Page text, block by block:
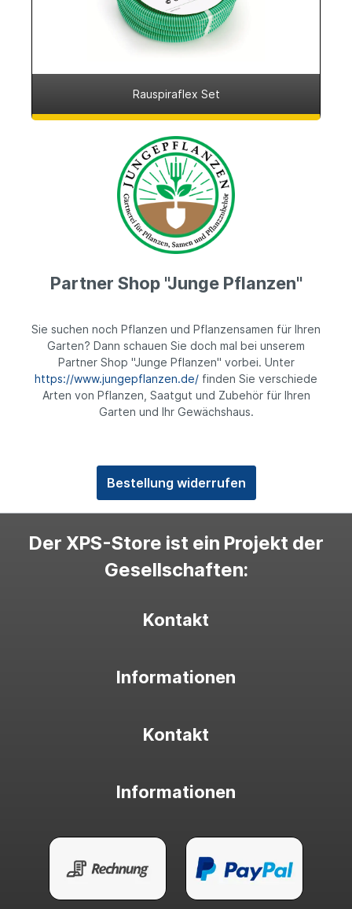
Rauspiraflex Set
Partner Shop "Junge Pflanzen"
Sie suchen noch Pflanzen und Pflanzensamen für Ihren
Garten? Dann schauen Sie doch mal bei unserem
Partner Shop "Junge Pflanzen" vorbei. Unter
https://www.jungepflanzen.de/ finden Sie verschiede
Arten von Pflanzen, Saatgut und Zubehör für Ihren
Garten und Ihr Gewächshaus.
Bestellung widerrufen
Der XPS-Store ist ein Projekt der
Gesellschaften:
Kontakt
Informationen
Kontakt
Informationen